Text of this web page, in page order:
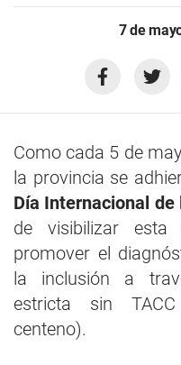
7 de
Como cada 5 de
la provincia se
Día Internacional de
de visibilizar esta
promover el
la inclusión a
estricta sin
centeno).